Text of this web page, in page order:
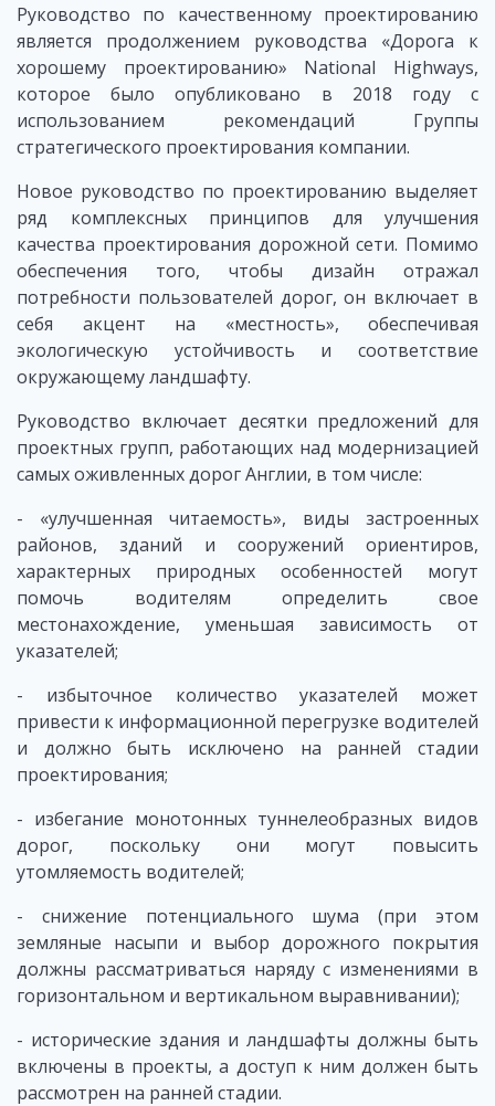
Руководство по качественному проектированию
является продолжением руководства «Дорога к
хорошему проектированию» National Highways,
которое было опубликовано в 2018 году с
использованием рекомендаций Группы
стратегического проектирования компании.
Новое руководство по проектированию выделяет
ряд комплексных принципов для улучшения
качества проектирования дорожной сети. Помимо
обеспечения того, чтобы дизайн отражал
потребности пользователей дорог, он включает в
себя акцент на «местность», обеспечивая
экологическую устойчивость и соответствие
окружающему ландшафту.
Руководство включает десятки предложений для
проектных групп, работающих над модернизацией
самых оживленных дорог Англии, в том числе:
- «улучшенная читаемость», виды застроенных
районов, зданий и сооружений ориентиров,
характерных природных особенностей могут
помочь водителям определить свое
местонахождение, уменьшая зависимость от
указателей;
- избыточное количество указателей может
привести к информационной перегрузке водителей
и должно быть исключено на ранней стадии
проектирования;
- избегание монотонных туннелеобразных видов
дорог, поскольку они могут повысить
утомляемость водителей;
- снижение потенциального шума (при этом
земляные насыпи и выбор дорожного покрытия
должны рассматриваться наряду с изменениями в
горизонтальном и вертикальном выравнивании);
- исторические здания и ландшафты должны быть
включены в проекты, а доступ к ним должен быть
рассмотрен на ранней стадии.